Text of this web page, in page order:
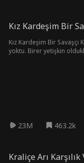
Kız Kardeşim Bir
Kız Kardeşim Bir
yoktu. Birer yetişkin
23M 463.2k
Kraliçe Arı